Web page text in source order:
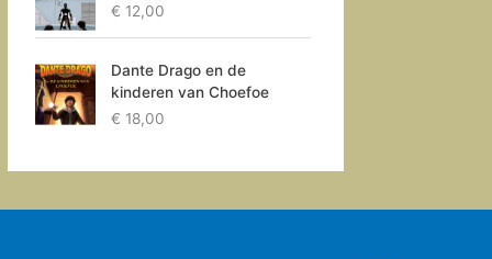
€ 12,00
Dante Drago en de
kinderen van Choefoe
€ 18,00